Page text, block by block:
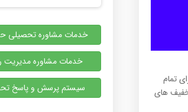
تمام
منابع آموزشی را با تخفیف های
خدمات مشاوره تحصیلی
خدمات مشاوره مدیریت
سیستم پرسش و پاسخ